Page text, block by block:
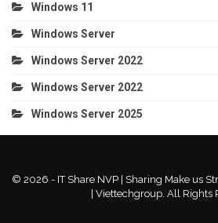
Windows 11
Windows Server
Windows Server 2022
Windows Server 2022
Windows Server 2025
© 2026 - IT Share NVP | Sharing Make us
| Viettechgroup. All Rights